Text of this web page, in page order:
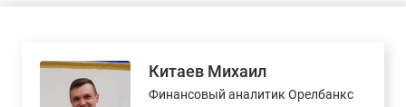
Китаев Михаил
Финансовый аналитик Орелбанкс